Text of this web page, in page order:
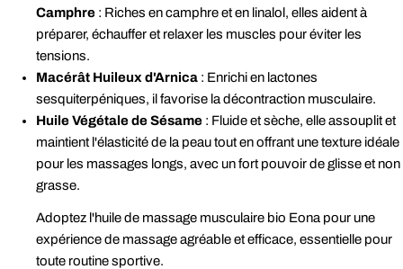
Camphre : Riches en camphre et en linalol, elles aident à
préparer, échauffer et relaxer les muscles pour éviter les
tensions.
Macérât Huileux d'Arnica : Enrichi en lactones
sesquiterpéniques, il favorise la décontraction musculaire.
Huile Végétale de Sésame : Fluide et sèche, elle assouplit et
maintient l'élasticité de la peau tout en offrant une texture idéale
pour les massages longs, avec un fort pouvoir de glisse et non
grasse.
Adoptez l'huile de massage musculaire bio Eona pour une
expérience de massage agréable et efficace, essentielle pour
toute routine sportive.